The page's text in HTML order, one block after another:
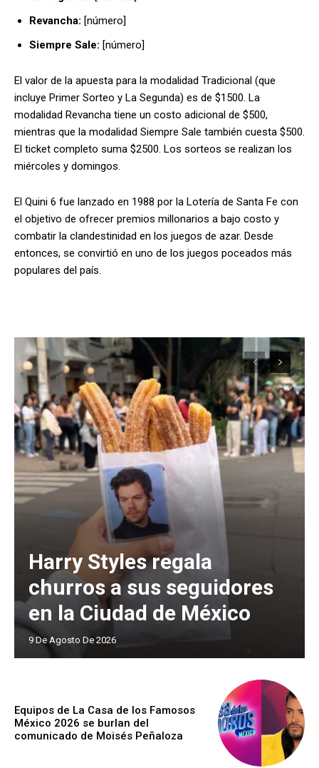
Revancha: [número]
Siempre Sale: [número]
El valor de la apuesta para la modalidad Tradicional (que
incluye Primer Sorteo y La Segunda) es de $1500. La
modalidad Revancha tiene un costo adicional de $500,
mientras que la modalidad Siempre Sale también cuesta $500.
El ticket completo suma $2500. Los sorteos se realizan los
miércoles y domingos.
El Quini 6 fue lanzado en 1988 por la Lotería de Santa Fe con
el objetivo de ofrecer premios millonarios a bajo costo y
combatir la clandestinidad en los juegos de azar. Desde
entonces, se convirtió en uno de los juegos poceados más
populares del país.
Harry Styles regala
churros a sus seguidores
en la Ciudad de México
9 De Agosto De 2026
Equipos de La Casa de los Famosos
México 2026 se burlan del
comunicado de Moisés Peñaloza